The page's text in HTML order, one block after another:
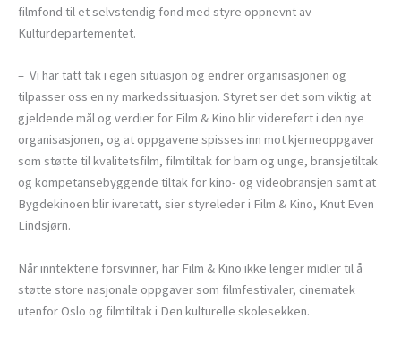
filmfond til et selvstendig fond med styre oppnevnt av
Kulturdepartementet.
– Vi har tatt tak i egen situasjon og endrer organisasjonen og
tilpasser oss en ny markedssituasjon. Styret ser det som viktig at
gjeldende mål og verdier for Film & Kino blir videreført i den nye
organisasjonen, og at oppgavene spisses inn mot kjerneoppgaver
som støtte til kvalitetsfilm, filmtiltak for barn og unge, bransjetiltak
og kompetansebyggende tiltak for kino- og videobransjen samt at
Bygdekinoen blir ivaretatt, sier styreleder i Film & Kino, Knut Even
Lindsjørn.
Når inntektene forsvinner, har Film & Kino ikke lenger midler til å
støtte store nasjonale oppgaver som filmfestivaler, cinematek
utenfor Oslo og filmtiltak i Den kulturelle skolesekken.